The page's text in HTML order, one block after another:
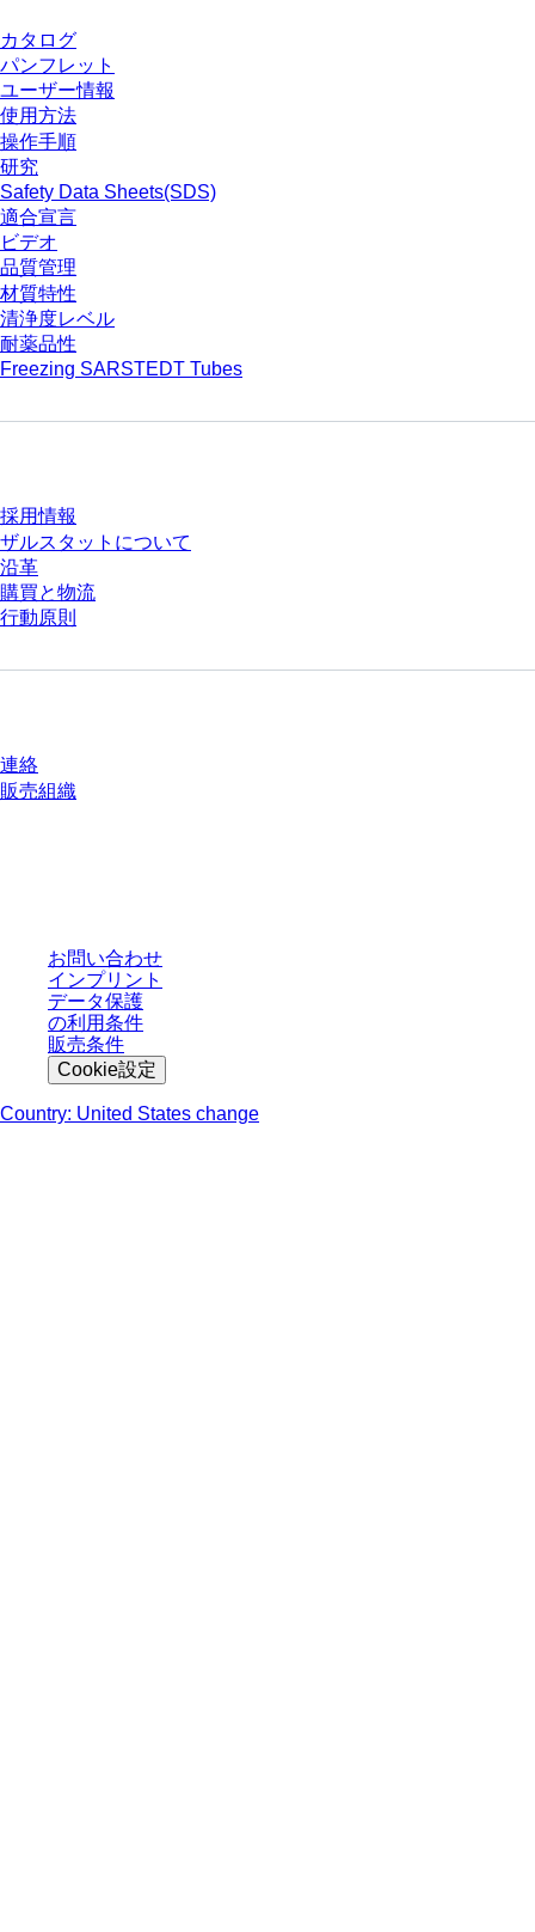
カタログ
パンフレット
ユーザー情報
使用方法
操作手順
研究
Safety Data Sheets(SDS)
適合宣言
ビデオ
品質管理
材質特性
清浄度レベル
耐薬品性
Freezing SARSTEDT Tubes
採用情報
ザルスタットについて
沿革
購買と物流
行動原則
連絡
販売組織
お問い合わせ
インプリント
データ保護
の利用条件
販売条件
Cookie設定
Country: United States change